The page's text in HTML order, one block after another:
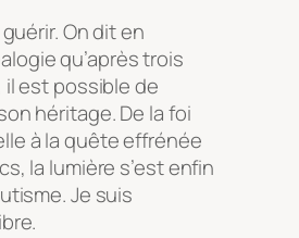
On dit en
qu’après trois
est possible de
héritage. De la foi
à la quête effrénée
la lumière s’est enfin
Je suis